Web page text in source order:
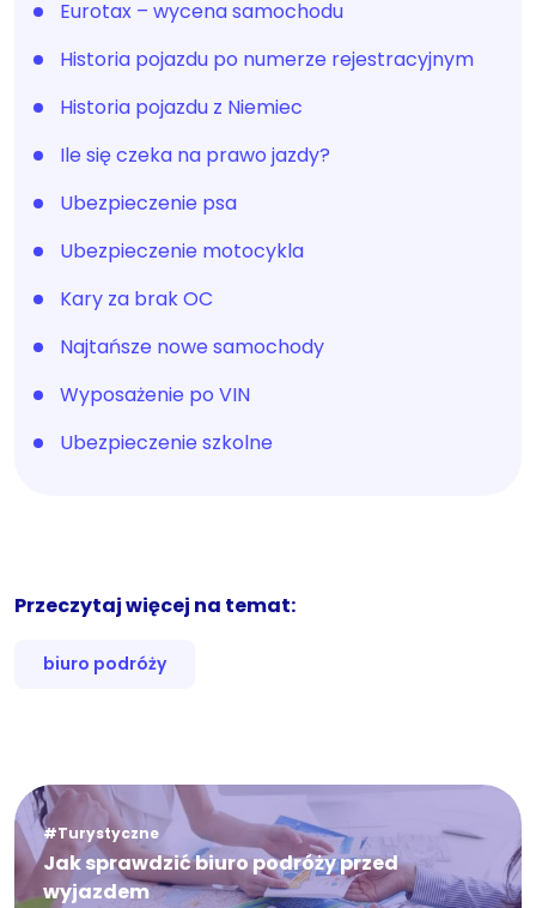
Eurotax – wycena samochodu
Historia pojazdu po numerze rejestracyjnym
Historia pojazdu z Niemiec
Ile się czeka na prawo jazdy?
Ubezpieczenie psa
Ubezpieczenie motocykla
Kary za brak OC
Najtańsze nowe samochody
Wyposażenie po VIN
Ubezpieczenie szkolne
Przeczytaj więcej na temat:
biuro podróży
#Turystyczne
Jak sprawdzić biuro podróży przed
wyjazdem